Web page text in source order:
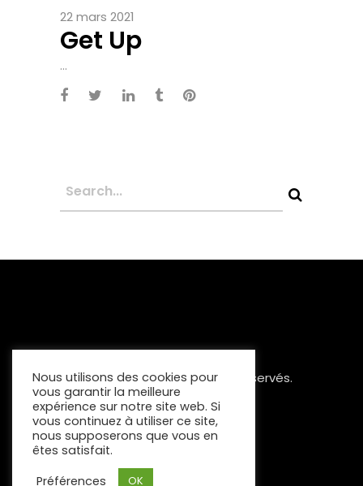
22 mars 2021
Get Up
...
Copyright 2023 Tous Droits Réservés.
Mentions Légales
Nous utilisons des cookies pour
vous garantir la meilleure
expérience sur notre site web. Si
vous continuez à utiliser ce site,
nous supposerons que vous en
êtes satisfait.
Préférences
OK